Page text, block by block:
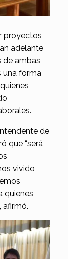
proyectos
adelante
de ambas
una forma
de
que “será
vivido
quienes
afirmó.